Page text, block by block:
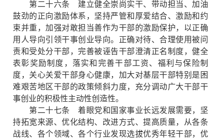
第二十六条 建立健全崇尚实干、带动担当、加油
鼓劲的正向激励体系，坚持严管和厚爱结合、激励和约
束并重，加强对敢担当善作为干部的激励保护，以正确
用人导向引领干事创业导向。正确对待、合理使用被问
责和受处分干部，完善被诬告干部澄清正名制度，健全
表彰奖励制度，落实和完善干部工资、福利与保险制
度，关心关爱干部身心健康，加大对基层干部特别是困
难艰苦地区干部的政策倾斜力度，充分调动广大干部干
事创业的积极性主动性创造性。
第二十七条 着眼党和国家事业长远发展需要，坚
持拓宽来源、优化结构、改进方式、提高质量，从各条
战线、各个领域、各个行业发现选拔优秀年轻干部，优